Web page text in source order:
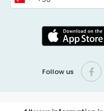
Follow us